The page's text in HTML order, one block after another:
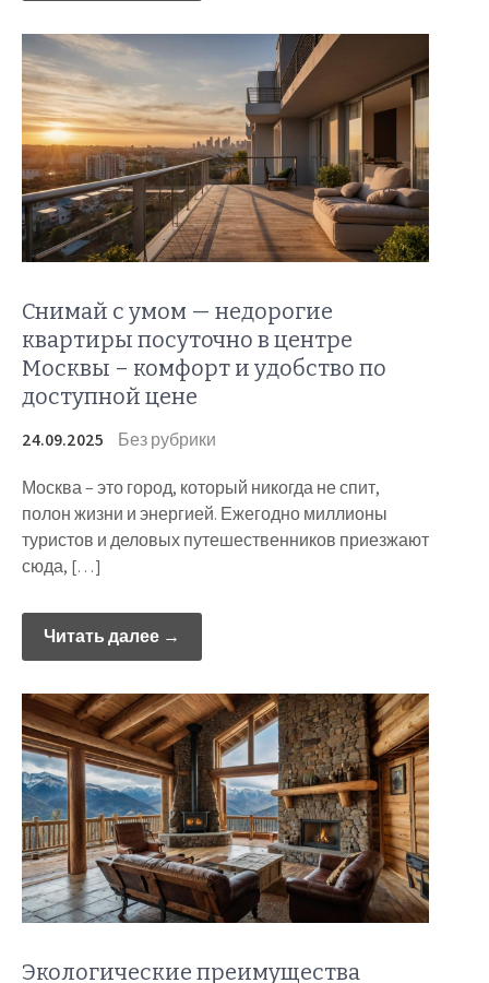
Снимай с умом — недорогие
квартиры посуточно в центре
Москвы – комфорт и удобство по
доступной цене
24.09.2025 Без рубрики
Москва – это город, который никогда не спит,
полон жизни и энергией. Ежегодно миллионы
туристов и деловых путешественников приезжают
сюда, […]
Читать далее →
Экологические преимущества